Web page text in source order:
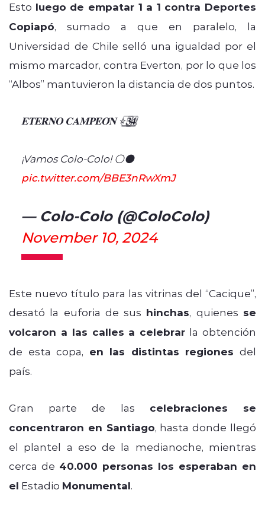
Esto luego de empatar 1 a 1 contra Deportes
Copiapó, sumado a que en paralelo, la
Universidad de Chile selló una igualdad por el
mismo marcador, contra Everton, por lo que los
“Albos” mantuvieron la distancia de dos puntos.
𝐄𝐓𝐄𝐑𝐍𝐎 𝐂𝐀𝐌𝐏𝐄𝐎́𝐍 ⭐𝟑️⃣𝟒️⃣
¡Vamos Colo-Colo! ⚪️⚫️
pic.twitter.com/BBE3nRwXmJ
— Colo-Colo (@ColoColo)
November 10, 2024
Este nuevo título para las vitrinas del “Cacique”,
desató la euforia de sus hinchas, quienes se
volcaron a las calles a celebrar la obtención
de esta copa, en las distintas regiones del
país.
Gran parte de las celebraciones se
concentraron en Santiago, hasta donde llegó
el plantel a eso de la medianoche, mientras
cerca de 40.000 personas los esperaban en
el Estadio Monumental.